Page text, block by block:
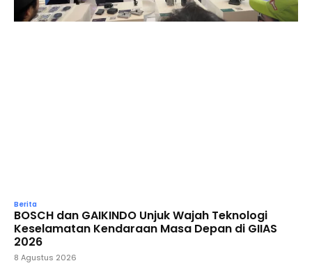
Berita
BOSCH dan GAIKINDO Unjuk Wajah Teknologi
Keselamatan Kendaraan Masa Depan di GIIAS
2026
8 Agustus 2026